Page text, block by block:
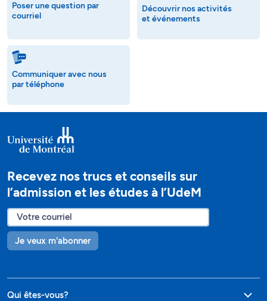
Poser une question par
courriel
Découvrir nos activités
et événements
Communiquer avec nous
par téléphone
Recevez nos trucs et conseils sur
l’admission et les études à l’UdeM
Je veux m'abonner
Qui êtes-vous?